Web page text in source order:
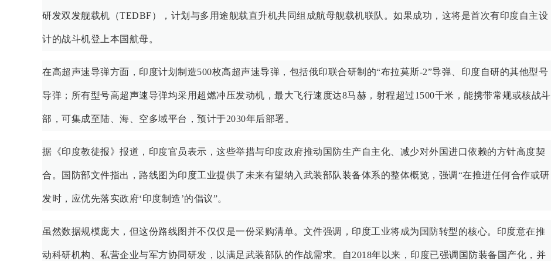
研发双发舰载机（TEDBF），计划与多用途舰载直升机共同组成航母舰载机联队。如果成功，这将是首次有印度自主设
计的战斗机登上本国航母。
在高超声速导弹方面，印度计划制造500枚高超声速导弹，包括俄印联合研制的“布拉莫斯-2”导弹、印度自研的其他型号
导弹；所有型号高超声速导弹均采用超燃冲压发动机，最大飞行速度达8马赫，射程超过1500千米，能携带常规或核战斗
部，可集成至陆、海、空多域平台，预计于2030年后部署。
据《印度教徒报》报道，印度官员表示，这些举措与印度政府推动国防生产自主化、减少对外国进口依赖的方针高度契
合。国防部文件指出，路线图为印度工业提供了未来有望纳入武装部队装备体系的整体概览，强调“在推进任何合作或研
发时，应优先落实政府‘印度制造’的倡议”。
虽然数据规模庞大，但这份路线图并不仅仅是一份采购清单。文件强调，印度工业将成为国防转型的核心。印度意在推
动科研机构、私营企业与军方协同研发，以满足武装部队的作战需求。自2018年以来，印度已强调国防装备国产化，并